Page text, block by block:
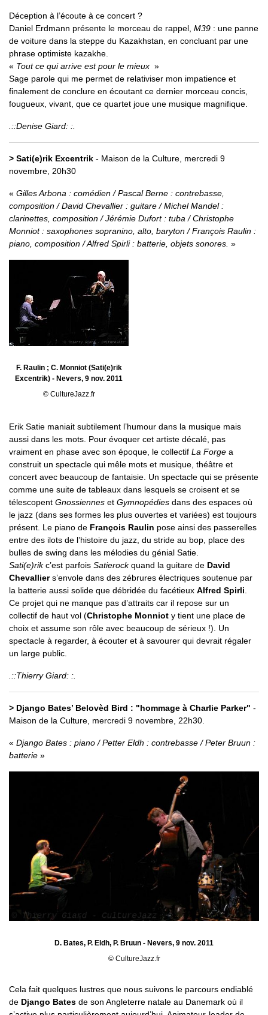
Déception à l’écoute à ce concert ?
Daniel Erdmann présente le morceau de rappel, M39 : une panne
de voiture dans la steppe du Kazakhstan, en concluant par une
phrase optimiste kazakhe.
« Tout ce qui arrive est pour le mieux »
Sage parole qui me permet de relativiser mon impatience et
finalement de conclure en écoutant ce dernier morceau concis,
fougueux, vivant, que ce quartet joue une musique magnifique.
.::Denise Giard: :.
> Sati(e)rik Excentrik - Maison de la Culture, mercredi 9
novembre, 20h30
Gilles Arbona : comédien / Pascal Berne : contrebasse,
composition / David Chevallier : guitare / Michel Mandel :
clarinettes, composition / Jérémie Dufort : tuba / Christophe
Monniot : saxophones sopranino, alto, baryton / François Raulin :
piano, composition / Alfred Spirli : batterie, objets sonores.
F. Raulin ; C. Monniot (Sati(e)rik
Excentrik) - Nevers, 9 nov. 2011
© CultureJazz.fr
Erik Satie maniait subtilement l’humour dans la musique mais
aussi dans les mots. Pour évoquer cet artiste décalé, pas
vraiment en phase avec son époque, le collectif La Forge a
construit un spectacle qui mêle mots et musique, théâtre et
concert avec beaucoup de fantaisie. Un spectacle qui se présente
comme une suite de tableaux dans lesquels se croisent et se
télescopent Gnossiennes et Gymnopédies dans des espaces où
le jazz (dans ses formes les plus ouvertes et variées) est toujours
présent. Le piano de François Raulin pose ainsi des passerelles
entre des ilots de l’histoire du jazz, du stride au bop, place des
bulles de swing dans les mélodies du génial Satie.
Sati(e)rikc’est parfois Satierockquand la guitare de David
Chevalliers’envole dans des zébrures électriques soutenue par
la batterie aussi solide que débridée du facétieux Alfred Spirli
Ce projet qui ne manque pas d’attraits car il repose sur un
collectif de haut vol (Christophe Monniot y tient une place de
choix et assume son rôle avec beaucoup de sérieux !). Un
spectacle à regarder, à écouter et à savourer qui devrait régaler
un large public.
.::Thierry Giard: :.
> Django Bates’ Belovèd Bird : "hommage à Charlie Parker" -
Maison de la Culture, mercredi 9 novembre, 22h30.
Django Bates : piano / Petter Eldh : contrebasse / Peter Bruun :
batterie
D. Bates, P. Eldh, P. Bruun - Nevers, 9 nov. 2011
© CultureJazz.fr
Cela fait quelques lustres que nous suivons le parcours endiablé
de Django Bates de son Angleterre natale au Danemark où il